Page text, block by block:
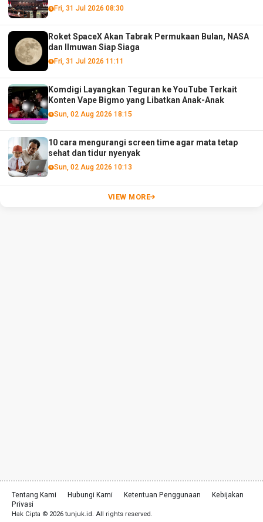
Fri, 31 Jul 2026 08:30
Roket SpaceX Akan Tabrak Permukaan Bulan, NASA
dan Ilmuwan Siap Siaga
Fri, 31 Jul 2026 11:11
Komdigi Layangkan Teguran ke YouTube Terkait
Konten Vape Bigmo yang Libatkan Anak-Anak
Sun, 02 Aug 2026 18:15
10 cara mengurangi screen time agar mata tetap
sehat dan tidur nyenyak
Sun, 02 Aug 2026 10:13
VIEW MORE
Tentang Kami Hubungi Kami Ketentuan Penggunaan
Kebijakan
Privasi
Hak Cipta © 2026 tunjuk.id. All rights reserved.